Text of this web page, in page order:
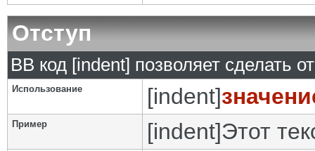
Отступ
BB код [indent] позволяет сделать
Использование [indent]
Пример [indent]Этот